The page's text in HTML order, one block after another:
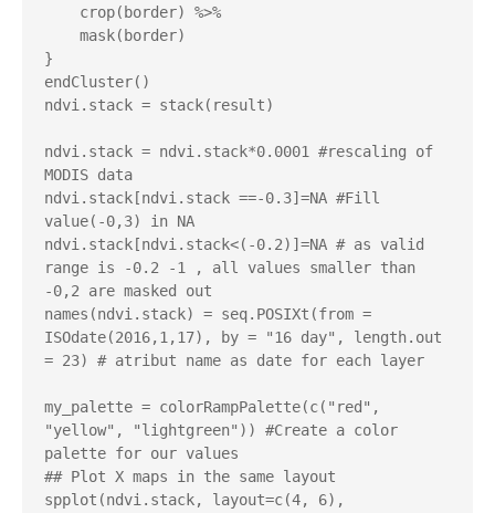
crop(border) %>%
mask(border)
}
endCluster()
ndvi.stack = stack(result)
ndvi.stack = ndvi.stack*0.0001 #rescaling of
MODIS data
ndvi.stack[ndvi.stack ==-0.3]=NA #Fill
value(-0,3) in NA
ndvi.stack[ndvi.stack<(-0.2)]=NA # as valid
range is -0.2 -1 , all values smaller than
-0,2 are masked out
names(ndvi.stack) = seq.POSIXt(from =
ISOdate(2016,1,17), by = "16 day", length.out
= 23) # atribut name as date for each layer
my_palette = colorRampPalette(c("red",
"yellow", "lightgreen")) #Create a color
palette for our values
## Plot X maps in the same layout
spplot(ndvi.stack, layout=c(4, 6),